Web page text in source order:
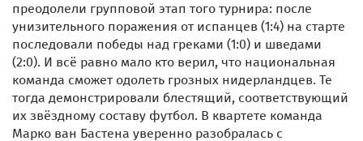
преодолели групповой этап того турнира: после
унизительного поражения от испанцев (1:4) на старте
последовали победы над греками (1:0) и шведами
(2:0). И всё равно мало кто верил, что национальная
команда сможет одолеть грозных нидерландцев. Те
тогда демонстрировали блестящий, соответствующий
их звёздному составу футбол. В квартете команда
Марко ван Бастена уверенно разобралась с